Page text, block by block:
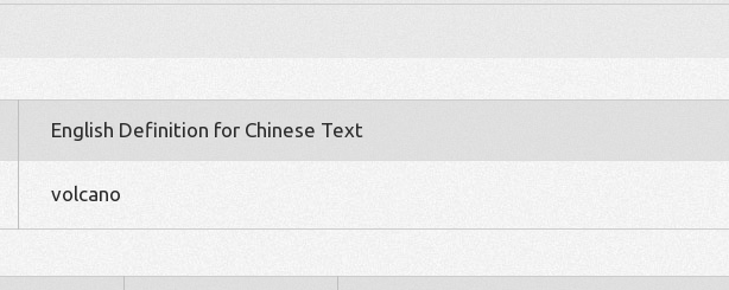
English Definition for Chinese Text
volcano